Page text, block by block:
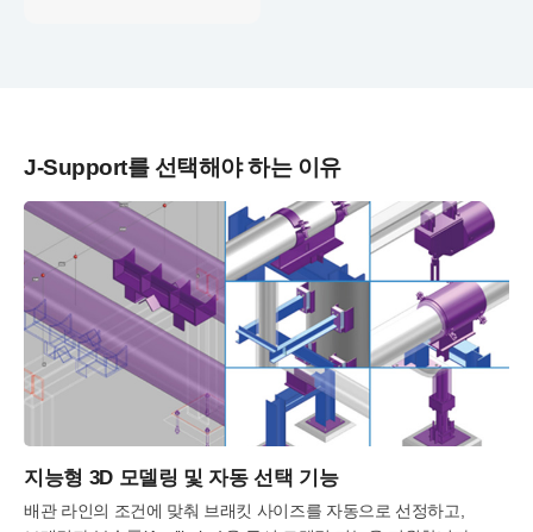
J‑Support를 선택해야 하는 이유
지능형 3D 모델링 및 자동 선택 기능
배관 라인의 조건에 맞춰 브래킷 사이즈를 자동으로 선정하고,